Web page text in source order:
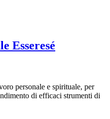
Esseresé
personale e spirituale, per
di efficaci strumenti di